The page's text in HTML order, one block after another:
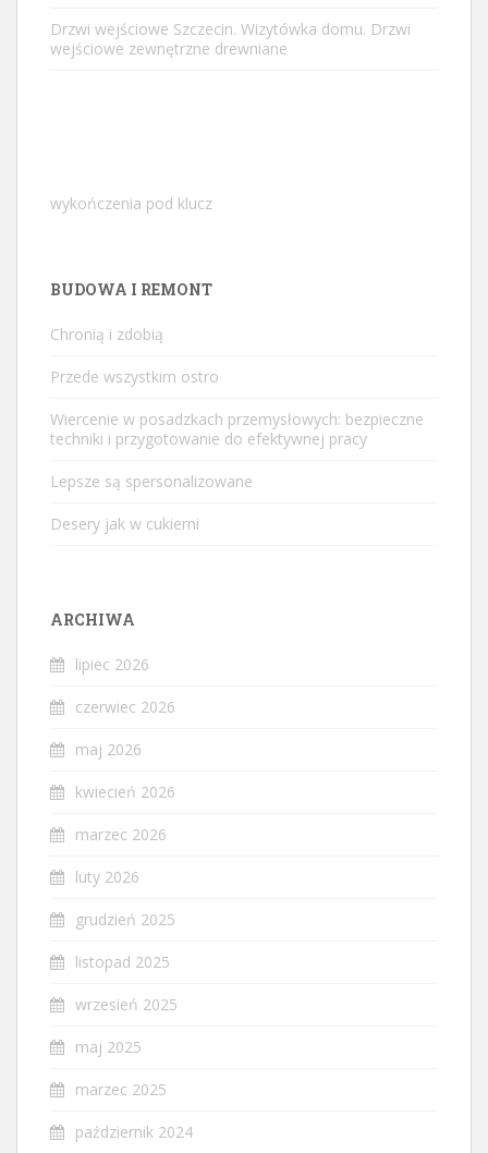
Drzwi wejściowe Szczecin. Wizytówka domu. Drzwi
wejściowe zewnętrzne drewniane
wykończenia pod klucz
BUDOWA I REMONT
Chronią i zdobią
Przede wszystkim ostro
Wiercenie w posadzkach przemysłowych: bezpieczne
techniki i przygotowanie do efektywnej pracy
Lepsze są spersonalizowane
Desery jak w cukierni
ARCHIWA
lipiec 2026
czerwiec 2026
maj 2026
kwiecień 2026
marzec 2026
luty 2026
grudzień 2025
listopad 2025
wrzesień 2025
maj 2025
marzec 2025
październik 2024